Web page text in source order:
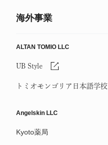
海外事業
ALTAN TOMIO LLC
UB Style
トミオモンゴリア日本語学校
Angelskin LLC
Kyoto薬局